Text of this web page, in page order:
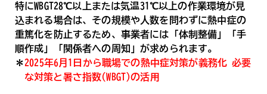
特にWBGT28℃以上または気温31℃以上の作業環境が見
込まれる場合は、その規模や人数を問わずに熱中症の
重篤化を防止するため、事業者には「体制整備」「手
順作成」「関係者への周知」が求められます。
＊2025年6月1日から職場での熱中症対策が義務化 必要
な対策と暑さ指数(WBGT)の活用